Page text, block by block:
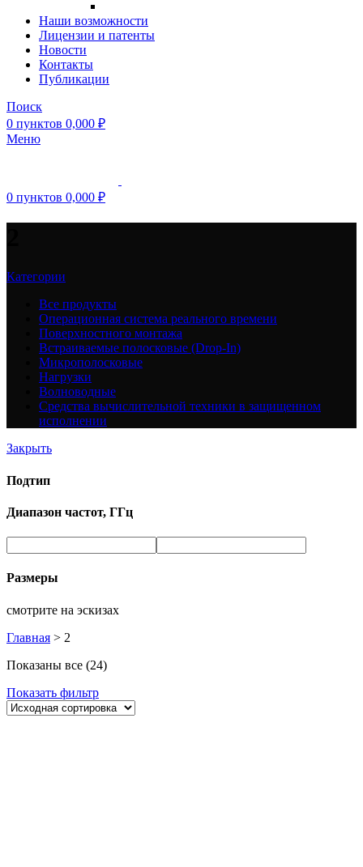
Наши возможности
Лицензии и патенты
Новости
Контакты
Публикации
Поиск
0 пунктов 0,000 ₽
Меню
0 пунктов 0,000 ₽
Категории
Все продукты
Операционная система реального времени
Поверхностного монтажа
Встраиваемые полосковые (Drop-In)
Микрополосковые
Нагрузки
Волноводные
Средства вычислительной техники в защищенном
исполнении
Закрыть
Подтип
Диапазон частот, ГГц
Размеры
смотрите на эскизах
Главная > 2
Показаны все (24)
Показать фильтр